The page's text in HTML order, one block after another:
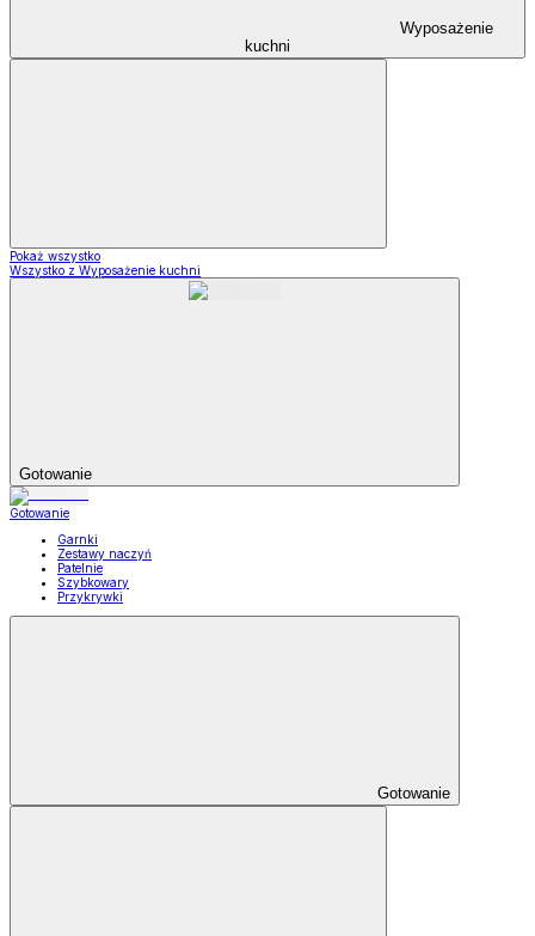
Wyposażenie
kuchni
Pokaż wszystko
Wszystko z Wyposażenie kuchni
Gotowanie
Gotowanie
Garnki
Zestawy naczyń
Patelnie
Szybkowary
Przykrywki
Gotowanie